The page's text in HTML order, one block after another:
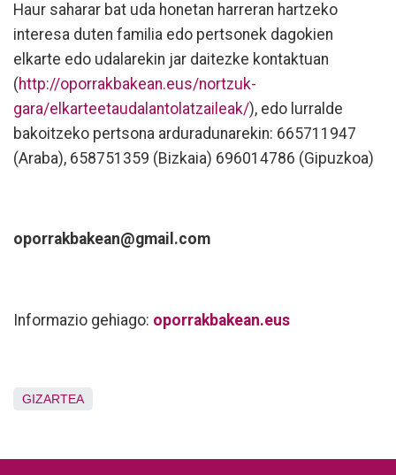
Haur saharar bat uda honetan harreran hartzeko
interesa duten familia edo pertsonek dagokien
elkarte edo udalarekin jar daitezke kontaktuan
(http://oporrakbakean.eus/nortzuk-
gara/elkarteetaudalantolatzaileak/), edo lurralde
bakoitzeko pertsona arduradunarekin: 665711947
(Araba), 658751359 (Bizkaia) 696014786 (Gipuzkoa)
oporrakbakean@gmail.com
Informazio gehiago: oporrakbakean.eus
GIZARTEA